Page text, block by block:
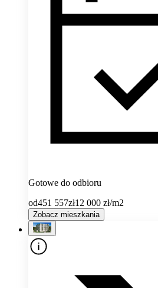
Gotowe do odbioru
od451 557zł12 000 zł/m2
Zobacz mieszkania